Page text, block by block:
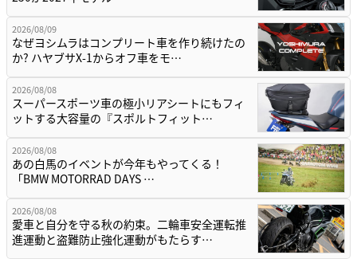
2026/08/09
なぜヨシムラはコンプリート車を作り続けたの
か? ハヤブサX-1からオフ車をモ…
2026/08/08
スーパースポーツ車の極小リアシートにもフィ
ットする大容量の『スポルトフィット…
2026/08/08
あの白馬のイベントが今年もやってくる！
「BMW MOTORRAD DAYS …
2026/08/08
愛車と自分を守る秋の約束。二輪車安全運転推
進運動と盗難防止強化運動がもたらす…